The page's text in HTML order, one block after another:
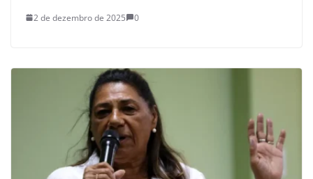
2 de dezembro de 2025 0